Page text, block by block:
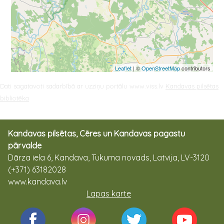
Leaflet | ©OpenStreetMapcontributors
Dati sagatavoti sadarbībā ar uzziņu portālu www.viss.lv Kandavas pilsētas
bibliotēka
Kandavas pilsētas, Cēres un Kandavas pagastu
pārvalde
Dārza iela 6, Kandava, Tukuma novads, Latvija, LV-3120
(+371) 63182028
www.kandava.lv
Lapas karte